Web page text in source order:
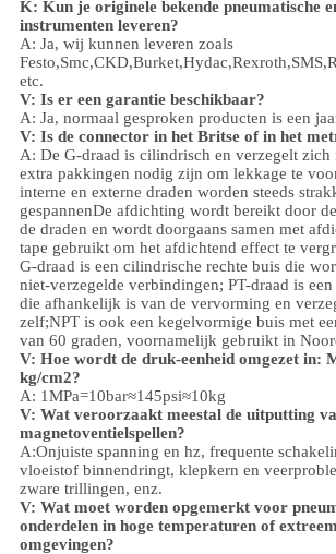
K: Kun je originele bekende pneumatische
instrumenten leveren?
A: Ja, wij kunnen leveren zoals
etc.
V: Is er een garantie beschikbaar?
A: Ja, normaal gesproken producten is een
V: Is de connector in het Britse of in het
A: De G-draad is cilindrisch en verzegelt zich
extra pakkingen nodig zijn om lekkage te
interne en externe draden worden steeds
gespannenDe afdichting wordt bereikt door
de draden en wordt doorgaans samen met
tape gebruikt om het afdichtend effect te
G-draad is een cilindrische rechte buis die
niet-verzegelde verbindingen; PT-draad is
die afhankelijk is van de vervorming en
zelf;NPT is ook een kegelvormige buis met
van 60 graden, voornamelijk gebruikt in
V: Hoe wordt de druk-eenheid omgezet in:
kg/cm2?
A: 1MPa=10bar≈145psi≈10kg
V: Wat veroorzaakt meestal de uitputting
magnetoventielspellen?
A:Onjuiste spanning en hz, frequente
vloeistof binnendringt, klepkern en
zware trillingen, enz.
V: Wat moet worden opgemerkt voor
onderdelen in hoge temperaturen of
omgevingen?